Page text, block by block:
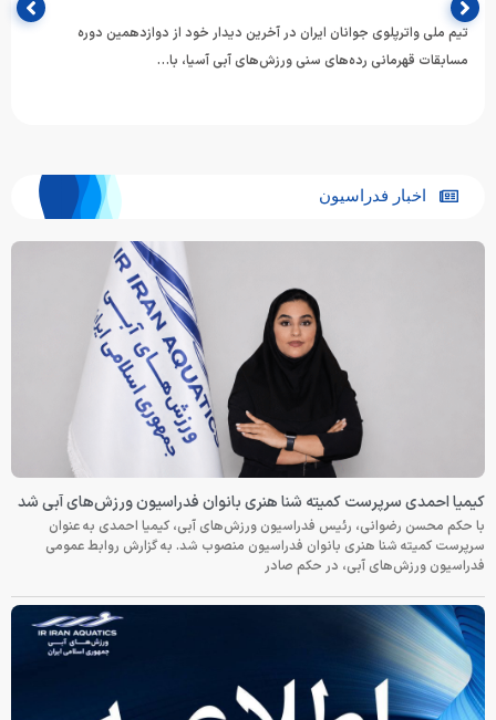
تیم ملی واترپلوی جوانان ایران در آخرین دیدار خود از دوازدهمین دوره
مسابقات قهرمانی رده‌های سنی ورزش‌های آبی آسیا، با…
اخبار فدراسیون
کیمیا احمدی سرپرست کمیته شنا هنری بانوان فدراسیون ورزش‌های آبی شد
با حکم محسن رضوانی، رئیس فدراسیون ورزش‌های آبی، کیمیا احمدی به عنوان
سرپرست کمیته شنا هنری بانوان فدراسیون منصوب شد. به گزارش روابط عمومی
فدراسیون ورزش‌های آبی، در حکم صادر